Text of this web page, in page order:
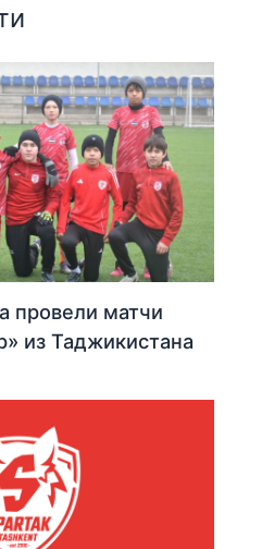
провели матчи
из Таджикистана